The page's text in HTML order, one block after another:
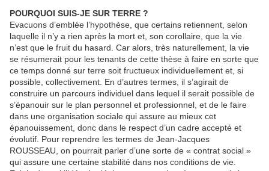
POURQUOI SUIS-JE SUR TERRE ?
Evacuons d’emblée l’hypothèse, que certains retiennent, selon
laquelle il n’y a rien après la mort et, son corollaire, que la vie
n’est que le fruit du hasard. Car alors, très naturellement, la vie
se résumerait pour les tenants de cette thèse à faire en sorte que
ce temps donné sur terre soit fructueux individuellement et, si
possible, collectivement. En d’autres termes, il s’agirait de
construire un parcours individuel dans lequel il serait possible de
s’épanouir sur le plan personnel et professionnel, et de le faire
dans une organisation sociale qui assure au mieux cet
épanouissement, donc dans le respect d’un cadre accepté et
évolutif. Pour reprendre les termes de Jean-Jacques
ROUSSEAU, on pourrait parler d’une sorte de « contrat social »
qui assure une certaine stabilité dans nos conditions de vie.